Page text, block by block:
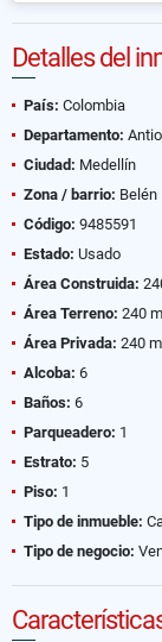
Detalles del
País: Colombia
Departamento:
Ciudad: Medellín
Zona / barrio: Belén
Código: 9485591
Estado: Usado
Área Construida:
Área Terreno: 240
Área Privada: 240
Alcoba: 6
Baños: 6
Parqueadero: 1
Estrato: 5
Piso: 1
Tipo de inmueble:
Tipo de negocio: